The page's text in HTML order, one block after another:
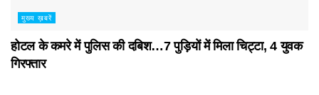
मुख्य ख़बरें
होटल के कमरे में पुलिस की दबिश…7 पुड़ियाें में मिला चिट्टा, 4 युवक
गिरफ्तार